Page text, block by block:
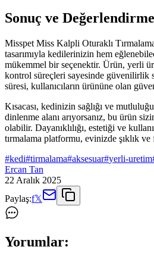
Sonuç ve Değerlendirme
Misspet Miss Kalpli Oturaklı
tasarımıyla kedilerinizin hem
mükemmel bir seçenektir. Ürün, yerli
kontrol süreçleri sayesinde güvenilirlik
süresi, kullanıcıların ürününe olan
Kısacası, kedinizin sağlığı ve
dinlenme alanı arıyorsanız, bu ürün
olabilir. Dayanıklılığı, estetiği ve
tırmalama platformu, evinizde şıklık
#kedi#tirmalama#aksesuar#yerli-uretim
Ercan Tan
22 Aralık 2025
Paylaş:f𝕏
Yorumlar: